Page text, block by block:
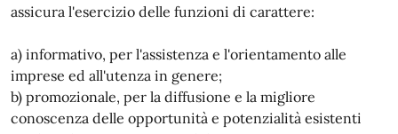
assicura l'esercizio delle funzioni di carattere:
a) informativo, per l'assistenza e l'orientamento alle
imprese ed all'utenza in genere;
b) promozionale, per la diffusione e la migliore
conoscenza delle opportunità e potenzialità esistenti